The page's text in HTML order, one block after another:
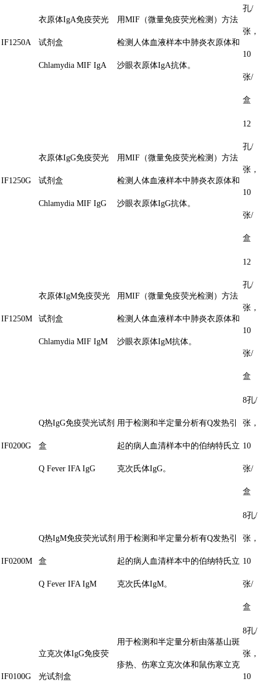
IF1250A
衣原体IgA免疫荧光
试剂盒
Chlamydia MIF IgA
用MIF（微量免疫荧光检测）方法
检测人体血液样本中肺炎衣原体和
沙眼衣原体IgA抗体。
孔/
张，
10
张/
盒
IF1250G
衣原体IgG免疫荧光
试剂盒
Chlamydia MIF IgG
用MIF（微量免疫荧光检测）方法
检测人体血液样本中肺炎衣原体和
沙眼衣原体IgG抗体。
12
孔/
张，
10
张/
盒
IF1250M
衣原体IgM免疫荧光
试剂盒
Chlamydia MIF IgM
用MIF（微量免疫荧光检测）方法
检测人体血液样本中肺炎衣原体和
沙眼衣原体IgM抗体。
12
孔/
张，
10
张/
盒
IF0200G
Q热IgG免疫荧光试剂
盒
Q Fever IFA IgG
用于检测和半定量分析有Q发热引
起的病人血清样本中的伯纳特氏立
克次氏体IgG。
8孔/
张，
10
张/
盒
IF0200M
Q热IgM免疫荧光试剂
盒
Q Fever IFA IgM
用于检测和半定量分析有Q发热引
起的病人血清样本中的伯纳特氏立
克次氏体IgM。
8孔/
张，
10
张/
盒
IF0100G
立克次体IgG免疫荧
光试剂盒
用于检测和半定量分析由落基山斑
疹热、伤寒立克次体和鼠伤寒立克
8孔/
张，
10